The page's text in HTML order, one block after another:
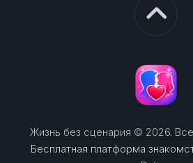
Жизнь без сценария © 2026.
Бесплатная платформа